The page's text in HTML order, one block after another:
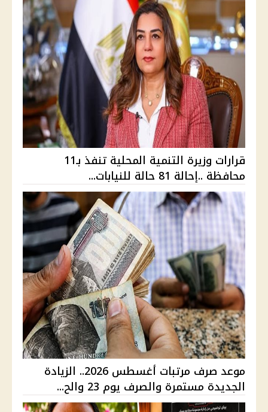
قرارات وزيرة التنمية المحلية تنفذ بـ11
محافظة ..إحالة 81 حالة للنيابات...
موعد صرف مرتبات أغسطس 2026.. الزيادة
الجديدة مستمرة والصرف يوم 23 والح...